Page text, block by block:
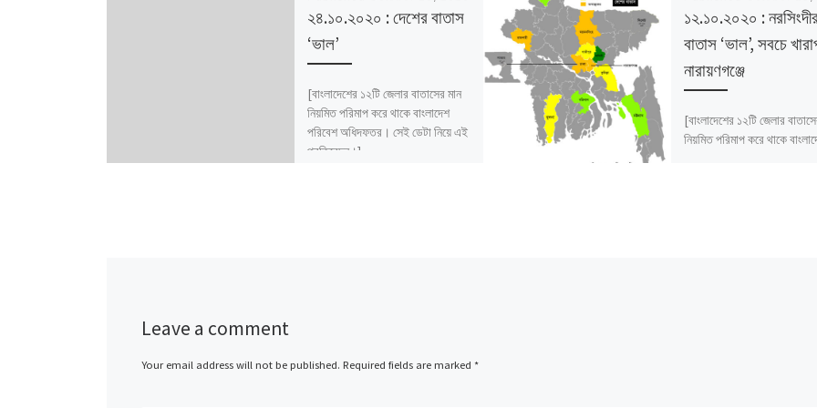
২৪.১০.২০২০ : দেশের বাতাস
‘ভাল’
[বাংলাদেশের ১২টি জেলার বাতাসের মান
নিয়মিত পরিমাপ করে থাকে বাংলাদেশ
পরিবেশ অধিদফতর। সেই ডেটা নিয়ে এই
প্রতিবেদন।]
১২.১০.২০২০ :
বাতাস ‘ভাল’, সবচে
নারায়ণগঞ্জে
[বাংলাদেশের ১২টি জেলার
নিয়মিত পরিমাপ করে থাকে
Leave a comment
Your email address will not be published. Required fields are marked *